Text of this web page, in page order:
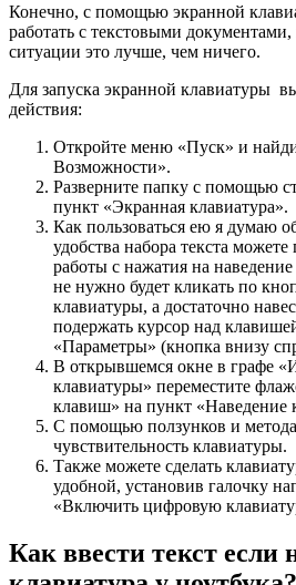
Конечно, с помощью экранной
работать с текстовыми
ситуации это лучше, чем ничего.
Для запуска экранной клавиатуры
действия:
Откройте меню «Пуск» и
Возможности».
Разверните папку с помощью
пункт «Экранная клавиатура».
Как пользоваться ею я думаю
удобства набора текста
работы с нажатия на
не нужно будет кликать по
клавиатуры, а достаточно
подержать курсор над
«Параметры» (кнопка внизу
В открывшемся окне в графе
клавиатуры» переместите
клавиш» на пункт «Наведение
С помощью ползунков и
чувствительность клавиатуры.
Также можете сделать
удобной, установив галочку
«Включить цифровую
Как ввести текст если